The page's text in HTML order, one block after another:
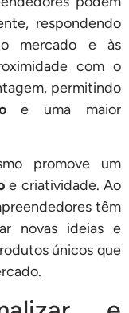
respondendo
mercado e às
com o
permitindo
e uma maior
promove um
e criatividade. Ao
têm
novas ideias e
únicos que